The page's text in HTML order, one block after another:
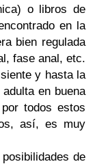
o libros de
en la
bien regulada
fase anal, etc.
y hasta la
en buena
todos estos
así, es muy
de